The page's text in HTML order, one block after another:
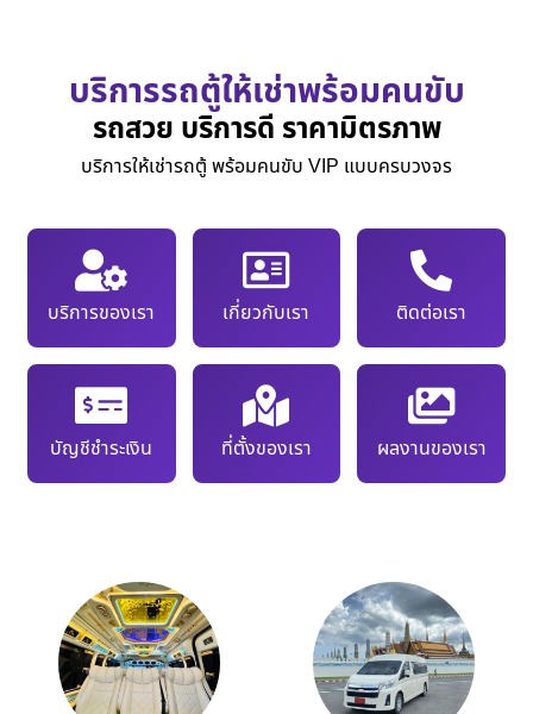
บริการรถตู้ให้เช่าพร้อมคนขับ
รถสวย บริการดี ราคามิตรภาพ
บริการให้เช่ารถตู้ พร้อมคนขับ VIP แบบครบวงจร
บริการของเรา เกี่ยวกับเรา ติดต่อเรา
บัญชีชำระเงิน ที่ตั้งของเรา ผลงานของเรา